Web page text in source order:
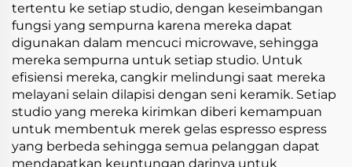
tertentu ke setiap studio, dengan keseimbangan
fungsi yang sempurna karena mereka dapat
digunakan dalam mencuci microwave, sehingga
mereka sempurna untuk setiap studio. Untuk
efisiensi mereka, cangkir melindungi saat mereka
melayani selain dilapisi dengan seni keramik. Setiap
studio yang mereka kirimkan diberi kemampuan
untuk membentuk merek gelas espresso espress
yang berbeda sehingga semua pelanggan dapat
mendapatkan keuntungan darinya untuk